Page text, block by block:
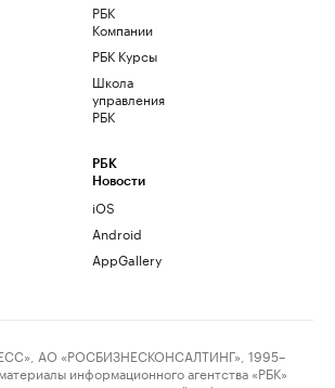
РБК
Компании
РБК Курсы
Школа
управления
РБК
РБК
Новости
iOS
Android
AppGallery
АО «РОСБИЗНЕСКОНСАЛТИНГ», 1995–
информационного агентства «РБК»